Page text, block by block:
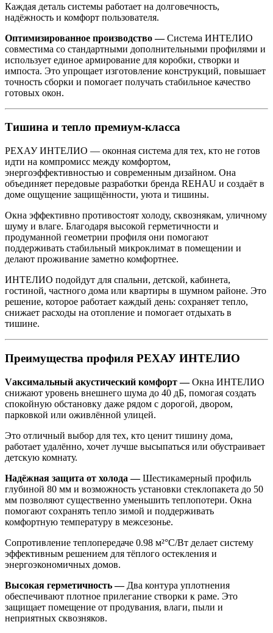
Каждая деталь системы работает на долговечность,
надёжность и комфорт пользователя.
Оптимизированное производство —Система ИНТЕЛИО
совместима со стандартными дополнительными профилями и
использует единое армирование для коробки, створки и
импоста. Это упрощает изготовление конструкций, повышает
точность сборки и помогает получать стабильное качество
готовых окон.
Тишина и тепло премиум-класса
РЕХАУ ИНТЕЛИО — оконная система для тех, кто не готов
идти на компромисс между комфортом,
энергоэффективностью и современным дизайном. Она
объединяет передовые разработки бренда REHAU и создаёт в
доме ощущение защищённости, уюта и тишины.
Окна эффективно противостоят холоду, сквознякам, уличному
шуму и влаге. Благодаря высокой герметичности и
продуманной геометрии профиля они помогают
поддерживать стабильный микроклимат в помещении и
делают проживание заметно комфортнее.
ИНТЕЛИО подойдут для спальни, детской, кабинета,
гостиной, частного дома или квартиры в шумном районе. Это
решение, которое работает каждый день: сохраняет тепло,
снижает расходы на отопление и помогает отдыхать в
тишине.
Преимущества профиля РЕХАУ ИНТЕЛИО
Vаксимальный акустический комфорт —Окна ИНТЕЛИО
снижают уровень внешнего шума до 40 дБ, помогая создать
спокойную обстановку даже рядом с дорогой, двором,
парковкой или оживлённой улицей.
Это отличный выбор для тех, кто ценит тишину дома,
работает удалённо, хочет лучше высыпаться или обустраивает
детскую комнату.
Надёжная защита от холода —Шестикамерный профиль
глубиной 80 мм и возможность установки стеклопакета до 50
мм позволяют существенно уменьшить теплопотери. Окна
помогают сохранять тепло зимой и поддерживать
комфортную температуру в межсезонье.
Сопротивление теплопередаче 0.98 м²°С/Вт делает систему
эффективным решением для тёплого остекления и
энергоэкономичных домов.
Высокая герметичность — Два контура уплотнения
обеспечивают плотное прилегание створки к раме. Это
защищает помещение от продувания, влаги, пыли и
неприятных сквозняков.